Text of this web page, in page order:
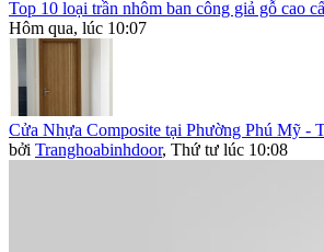
Top 10 loại trần nhôm ban công giả gỗ cao
Hôm qua, lúc 10:07
Cửa Nhựa Composite tại Phường Phú Mỹ -
bởi Tranghoabinhdoor, Thứ tư lúc 10:08